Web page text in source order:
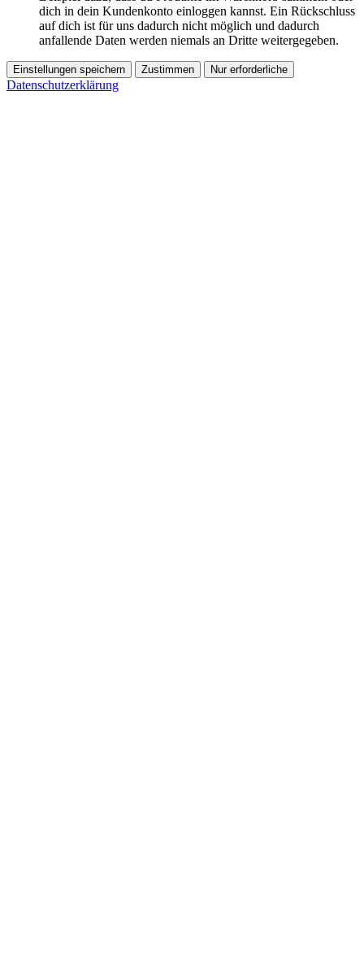
dich in dein Kundenkonto einloggen kannst. Ein Rückschluss
auf dich ist für uns dadurch nicht möglich und dadurch
anfallende Daten werden niemals an Dritte weitergegeben.
Einstellungen speichern Zustimmen Nur erforderliche
Datenschutzerklärung